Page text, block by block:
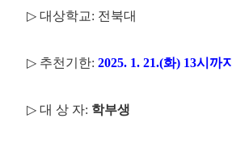
▷ 대상학교: 전북대
▷ 추천기한: 2025. 1. 21.(화) 13시까지
▷ 대 상 자: 학부생